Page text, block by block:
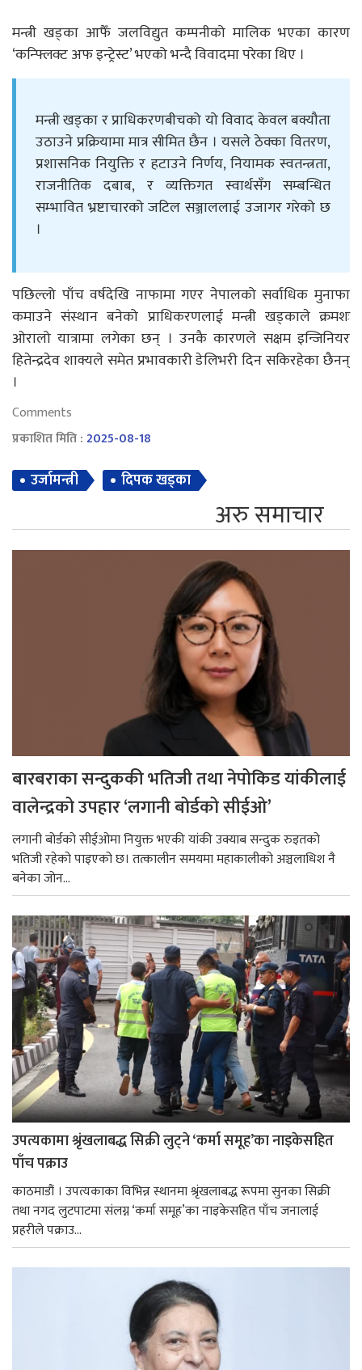
मन्त्री खड्का आफैँ जलविद्युत कम्पनीको मालिक भएका कारण
‘कन्फ्लिक्ट अफ इन्ट्रेस्ट’ भएको भन्दै विवादमा परेका थिए ।
मन्त्री खड्का र प्राधिकरणबीचको यो विवाद केवल बक्यौता
उठाउने प्रक्रियामा मात्र सीमित छैन । यसले ठेक्का वितरण,
प्रशासनिक नियुक्ति र हटाउने निर्णय, नियामक स्वतन्त्रता,
राजनीतिक दबाब, र व्यक्तिगत स्वार्थसँग सम्बन्धित
सम्भावित भ्रष्टाचारको जटिल सञ्जाललाई उजागर गरेको छ
।
पछिल्लो पाँच वर्षदेखि नाफामा गएर नेपालको सर्वाधिक मुनाफा
कमाउने संस्थान बनेको प्राधिकरणलाई मन्त्री खड्काले क्रमशः
ओरालो यात्रामा लगेका छन् । उनकै कारणले सक्षम इन्जिनियर
हितेन्द्रदेव शाक्यले समेत प्रभावकारी डेलिभरी दिन सकिरहेका छैनन्
।
Comments
प्रकाशित मिति :2025-08-18
उर्जामन्त्री दिपक खड्का
अरु समाचार
बारबराका सन्दुककी भतिजी तथा नेपोकिड यांकीलाई
वालेन्द्रको उपहार ‘लगानी बोर्डको सीईओ’
लगानी बोर्डको सीईओमा नियुक्त भएकी यांकी उक्याब सन्दुक रुइतको
भतिजी रहेको पाइएको छ। तत्कालीन समयमा महाकालीको अञ्चलाधिश नै
बनेका जोन...
उपत्यकामा श्रृंखलाबद्ध सिक्री लुट्ने ‘कर्मा समूह’का नाइकेसहित
पाँच पक्राउ
काठमाडौं । उपत्यकाका विभिन्न स्थानमा श्रृंखलाबद्ध रूपमा सुनका सिक्री
तथा नगद लुटपाटमा संलग्न ‘कर्मा समूह’का नाइकेसहित पाँच जनालाई
प्रहरीले पक्राउ...